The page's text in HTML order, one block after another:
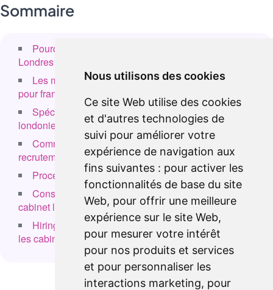
Nous utilisons des cookies
Ce site Web utilise des cookies
et d'autres technologies de
suivi pour améliorer votre
expérience de navigation aux
fins suivantes : pour activer les
fonctionnalités de base du site
Web, pour offrir une meilleure
expérience sur le site Web,
pour mesurer votre intérêt
pour nos produits et services
et pour personnaliser les
interactions marketing, pour
Sommaire
Pourquoi choisir un cabinet de recrutement à
Londres ?
Les meilleurs cabinets de recrutement à Londres
pour francophones
Spécialisations sectorielles des cabinets
londoniens
Comment trouver et choisir le bon cabinet de
recrutement à Londres ?
Processus de recrutement : ce qu'il faut savoir
Conseils pour maximiser vos chances avec un
cabinet londonien
Hiring Notes : votre partenaire pour connecter avec
les cabinets de Londres
Catégorie : Cabinets de recrutement